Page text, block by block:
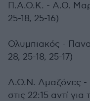
Π.Α.Ο.Κ. - Α.Ο.
25-18, 25-16)
Ολυμπιακός -
28, 25-18, 25-17)
Α.Ο.Ν. Αμαζόνες -
στις 22:15 αντί για